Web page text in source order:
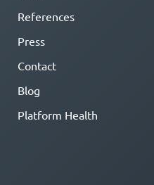
References
Press
Contact
Blog
Platform Health